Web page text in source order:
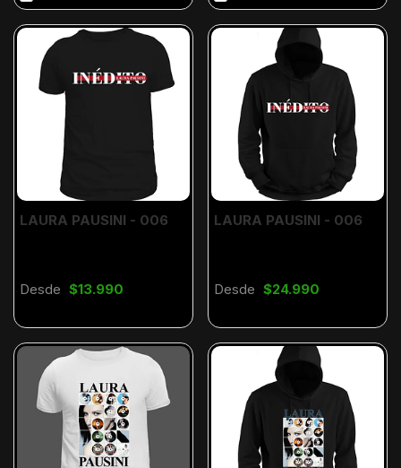
LAURA PAUSINI - 006
Desde $13.990
LAURA PAUSINI - 006
Desde $24.990